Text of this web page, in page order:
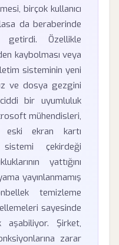
birçok kullanıcı
da beraberinde
getirdi. Özellikle
kaybolması veya
sisteminin yeni
ve dosya gezgini
bir uyumluluk
mühendisleri,
eski ekran kartı
çekirdeği
yattığını
yayınlanmamış
temizleme
sayesinde
Şirket,
zarar